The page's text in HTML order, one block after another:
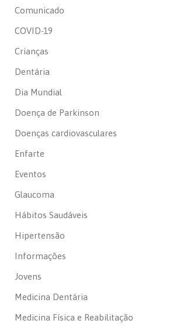
Comunicado
COVID-19
Crianças
Dentária
Dia Mundial
Doença de Parkinson
Doenças cardiovasculares
Enfarte
Eventos
Glaucoma
Hábitos Saudáveis
Hipertensão
Informações
Jovens
Medicina Dentária
Medicina Física e Reabilitação